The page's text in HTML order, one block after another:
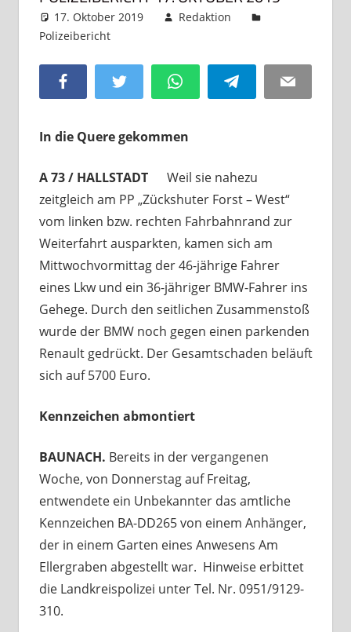
17. Oktober 2019
Redaktion
Polizeibericht
Facebook Twitter WhatsAppTelegram Email
In die Quere gekommen
A 73 / HALLSTADT Weil sie nahezu
zeitgleich am PP „Zückshuter Forst – West“
vom linken bzw. rechten Fahrbahnrand zur
Weiterfahrt ausparkten, kamen sich am
Mittwochvormittag der 46-jährige Fahrer
eines Lkw und ein 36-jähriger BMW-Fahrer ins
Gehege. Durch den seitlichen Zusammenstoß
wurde der BMW noch gegen einen parkenden
Renault gedrückt. Der Gesamtschaden beläuft
sich auf 5700 Euro.
Kennzeichen abmontiert
BAUNACH. Bereits in der vergangenen
Woche, von Donnerstag auf Freitag,
entwendete ein Unbekannter das amtliche
Kennzeichen BA-DD265 von einem Anhänger,
der in einem Garten eines Anwesens Am
Ellergraben abgestellt war. Hinweise erbittet
die Landkreispolizei unter Tel. Nr. 0951/9129-
310.